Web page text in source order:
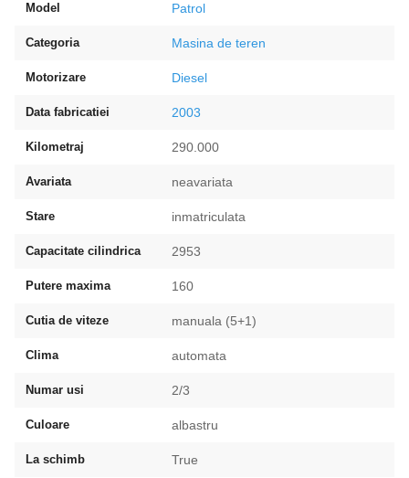
Model Patrol
Categoria Masina de teren
Motorizare Diesel
Data fabricatiei 2003
Kilometraj 290.000
Avariata neavariata
Stare inmatriculata
Capacitate cilindrica 2953
Putere maxima 160
Cutia de viteze manuala (5+1)
Clima automata
Numar usi 2/3
Culoare albastru
La schimb True